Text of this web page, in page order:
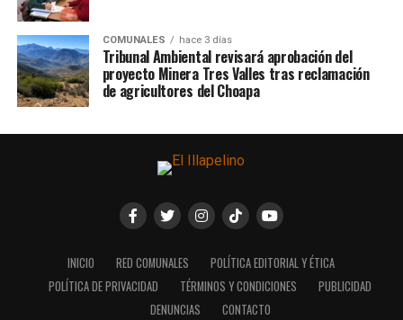
COMUNALES hace 3 días
Tribunal Ambiental revisará aprobación del
proyecto Minera Tres Valles tras reclamación
de agricultores del Choapa
INICIO RED COMUNALES
POLÍTICA EDITORIAL Y ÉTICA
POLÍTICA DE PRIVACIDAD
TÉRMINOS Y CONDICIONES
PUBLICIDAD
DENUNCIAS
CONTACTO